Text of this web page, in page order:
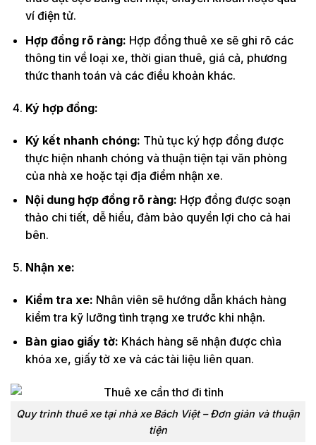
ví điện tử.
Hợp đồng rõ ràng: Hợp đồng thuê xe sẽ ghi rõ các
thông tin về loại xe, thời gian thuê, giá cả, phương
thức thanh toán và các điều khoản khác.
Ký hợp đồng:
Ký kết nhanh chóng: Thủ tục ký hợp đồng được
thực hiện nhanh chóng và thuận tiện tại văn phòng
của nhà xe hoặc tại địa điểm nhận xe.
Nội dung hợp đồng rõ ràng: Hợp đồng được soạn
thảo chi tiết, dễ hiểu, đảm bảo quyền lợi cho cả hai
bên.
Nhận xe:
Kiểm tra xe: Nhân viên sẽ hướng dẫn khách hàng
kiểm tra kỹ lưỡng tình trạng xe trước khi nhận.
Bàn giao giấy tờ: Khách hàng sẽ nhận được chìa
khóa xe, giấy tờ xe và các tài liệu liên quan.
Quy trình thuê xe tại nhà xe Bách Việt – Đơn giản và thuận
tiện